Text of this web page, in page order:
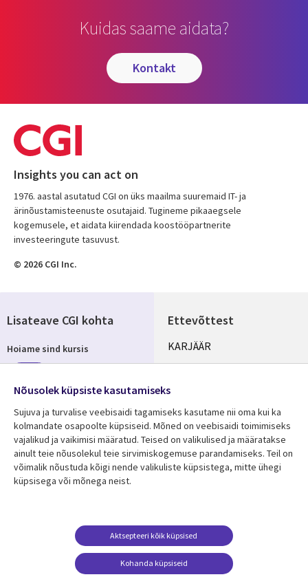
Kuidas saame aidata?
kontakt
Insights you can act on
1976. aastal asutatud CGI on üks maailma suuremaid IT- ja
ärinõustamisteenuste osutajaid. Tugineme pikaaegsele
kogemusele, et aidata kiirendada koostööpartnerite
investeeringute tasuvust.
© 2026 CGI Inc.
Ettevõttest
Useful
links
ESTONIA
KARJÄÄR
KONTORID
Ressursikeskus
Viimased uudised
Tugi
Legal
Õigused
Lisateave CGI kohta
Hoiame sind kursis
Jälgi meid
Social
Media
Nõusolek küpsiste kasutamiseks
Sujuva ja turvalise veebisaidi tagamiseks kasutame nii oma kui ka
kolmandate osapoolte küpsiseid. Mõned on veebisaidi toimimiseks
vajalikud ja vaikimisi määratud. Teised on valikulised ja määratakse
ainult teie nõusolekul teie sirvimiskogemuse parandamiseks. Teil on
võimalik nõustuda kõigi nende valikuliste küpsistega, mitte ühegi
küpsisega või mõnega neist.
Kohanda küpsiseid
Aktsepteeri kõik küpsised